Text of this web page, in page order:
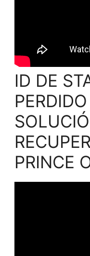
ID DE
PERDIDO
PRINCE